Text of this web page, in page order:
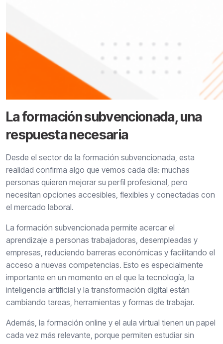
La formación subvencionada, una
respuesta necesaria
Desde el sector de la formación subvencionada, esta
realidad confirma algo que vemos cada día: muchas
personas quieren mejorar su perfil profesional, pero
necesitan opciones accesibles, flexibles y conectadas con
el mercado laboral.
La formación subvencionada permite acercar el
aprendizaje a personas trabajadoras, desempleadas y
empresas, reduciendo barreras económicas y facilitando el
acceso a nuevas competencias. Esto es especialmente
importante en un momento en el que la tecnología, la
inteligencia artificial y la transformación digital están
cambiando tareas, herramientas y formas de trabajar.
Además, la formación online y el aula virtual tienen un papel
cada vez más relevante, porque permiten estudiar sin